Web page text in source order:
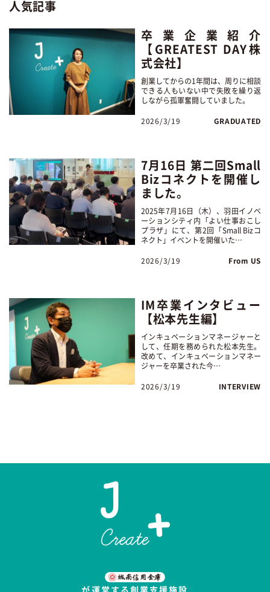
人気記事
卒業企業紹介
【GREATEST DAY株
式会社】
創業してからの1年間は、周りに相談
できる人もいない中で失敗を繰り返
しながら孤軍奮闘していました。
2026/3/19 GRADUATED
7月16日 第二回Small
Bizコネクトを開催し
ました。
2025年7月16日（木）、羽田イノベ
ーションシティ内「よい仕事おこし
プラザ」にて、第2回「Small Bizコ
ネクト」イベントを開催いた…
2026/3/19 From US
IM卒業インタビュー
【松本先生編】
インキュベーションマネージャーと
して、任期を務められた松本先生。
改めて、インキュベーションマネー
ジャーを卒業された今…
2026/3/19 INTERVIEW